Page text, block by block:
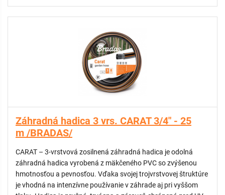
Záhradná hadica 3 vrs. CARAT 3/4" - 25
m /BRADAS/
CARAT – 3-vrstvová zosilnená záhradná hadica je odolná
záhradná hadica vyrobená z mäkčeného PVC so zvýšenou
hmotnosťou a pevnosťou. Vďaka svojej trojvrstvovej štruktúre
je vhodná na intenzívne používanie v záhrade aj pri vyššom